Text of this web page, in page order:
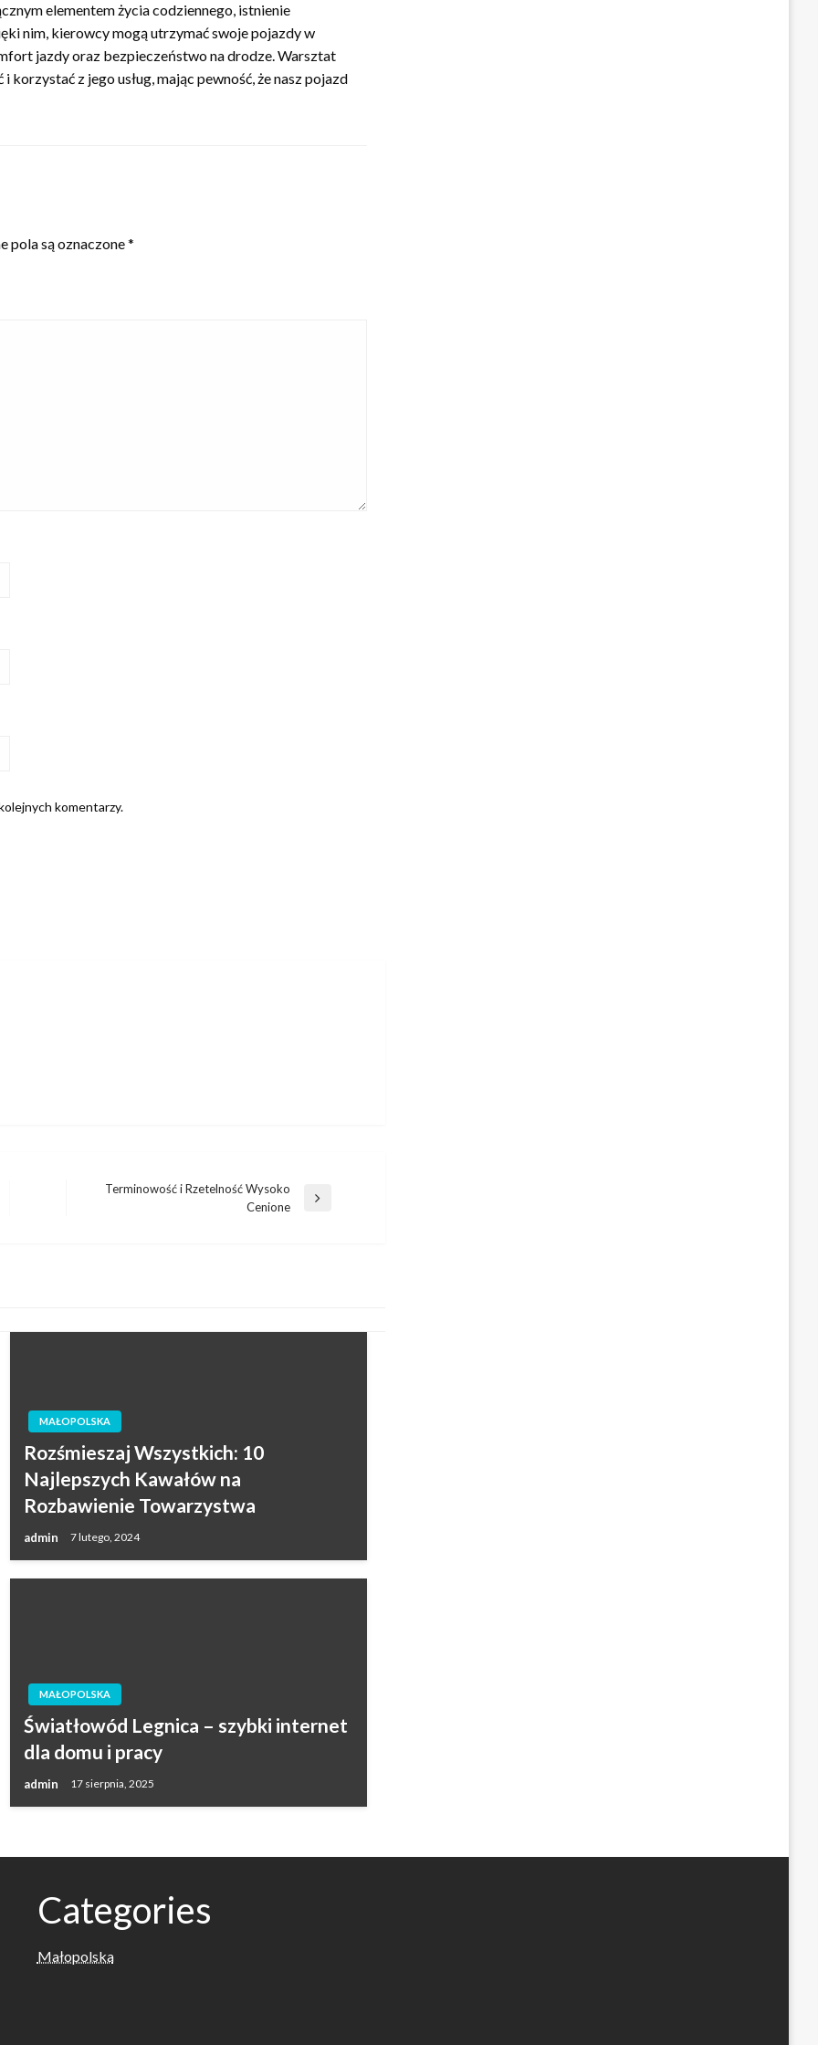
elementem życia codziennego, istnienie
nim, kierowcy mogą utrzymać swoje pojazdy w
jazdy oraz bezpieczeństwo na drodze. Warsztat
z jego usług, mając pewność, że nasz pojazd
pola są oznaczone*
komentarzy.
Terminowość i Rzetelność Wysoko
Cenione
MAŁOPOLSKA
Rozśmieszaj Wszystkich: 10
Najlepszych Kawałów na
Rozbawienie Towarzystwa
admin 7 lutego, 2024
MAŁOPOLSKA
Światłowód Legnica – szybki internet
dla domu i pracy
admin 17 sierpnia, 2025
Categories
Małopolska